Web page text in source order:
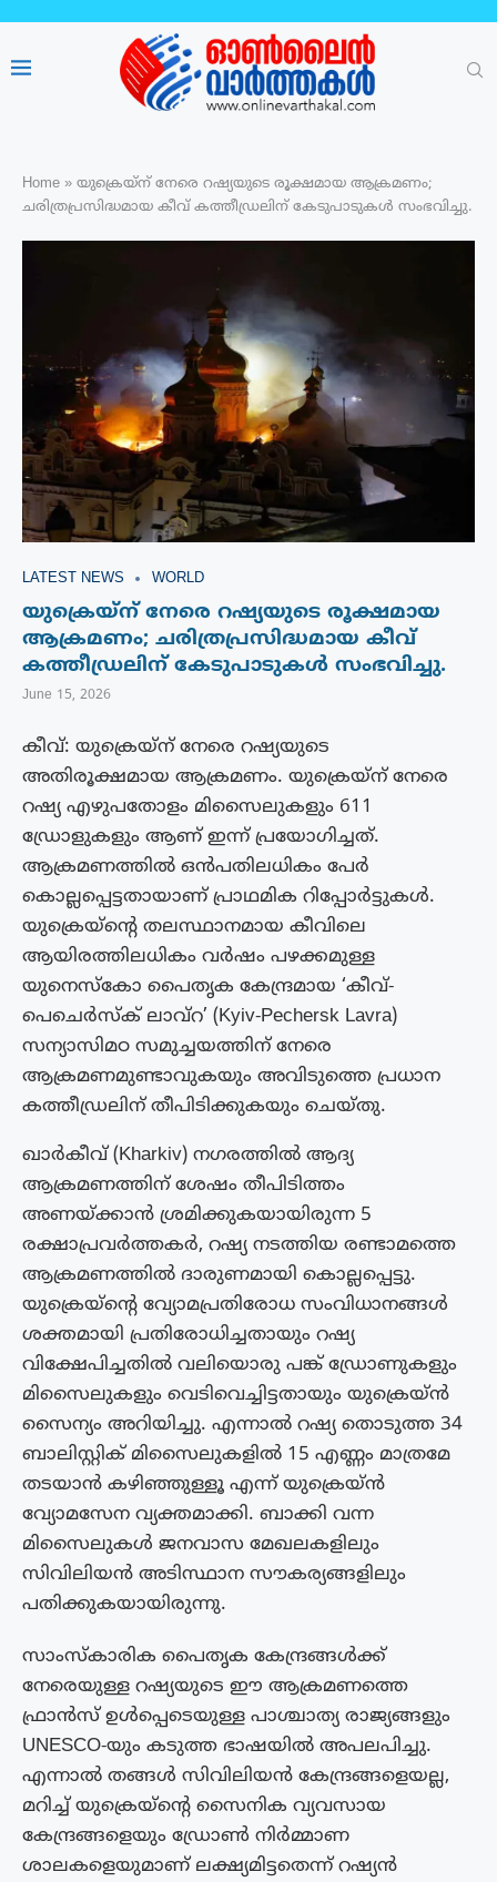
Home » യുക്രെയ്‌ന് നേരെ റഷ്യയുടെ രൂക്ഷമായ ആക്രമണം;
ചരിത്രപ്രസിദ്ധമായ കീവ് കത്തീഡ്രലിന് കേടുപാടുകൾ സംഭവിച്ചു.
LATEST NEWS WORLD
യുക്രെയ്‌ന് നേരെ റഷ്യയുടെ രൂക്ഷമായ
ആക്രമണം; ചരിത്രപ്രസിദ്ധമായ കീവ്
കത്തീഡ്രലിന് കേടുപാടുകൾ സംഭവിച്ചു.
June 15, 2026
കീവ്: യുക്രെയ്‌ന് നേരെ റഷ്യയുടെ
അതിരൂക്ഷമായ ആക്രമണം. യുക്രെയ്ന് നേരെ
റഷ്യ എഴുപതോളം മിസൈലുകളും 611
ഡ്രോളുകളും ആണ് ഇന്ന് പ്രയോഗിച്ചത്.
ആക്രമണത്തിൽ ഒൻപതിലധികം പേർ
കൊല്ലപ്പെട്ടതായാണ് പ്രാഥമിക റിപ്പോർട്ടുകൾ.
യുക്രെയ്ന്റെ തലസ്ഥാനമായ കീവിലെ
ആയിരത്തിലധികം വർഷം പഴക്കമുള്ള
യുനെസ്കോ പൈതൃക കേന്ദ്രമായ ‘കീവ്-
പെചെർസ്ക് ലാവ്‌റ’ (Kyiv-Pechersk Lavra)
സന്യാസിമഠ സമുച്ചയത്തിന് നേരെ
ആക്രമണമുണ്ടാവുകയും അവിടുത്തെ പ്രധാന
കത്തീഡ്രലിന് തീപിടിക്കുകയും ചെയ്തു.
ഖാർകീവ് (Kharkiv) നഗരത്തിൽ ആദ്യ
ആക്രമണത്തിന് ശേഷം തീപിടിത്തം
അണയ്ക്കാൻ ശ്രമിക്കുകയായിരുന്ന 5
രക്ഷാപ്രവർത്തകർ, റഷ്യ നടത്തിയ രണ്ടാമത്തെ
ആക്രമണത്തിൽ ദാരുണമായി കൊല്ലപ്പെട്ടു.
യുക്രെയ്ന്റെ വ്യോമപ്രതിരോധ സംവിധാനങ്ങൾ
ശക്തമായി പ്രതിരോധിച്ചതായും റഷ്യ
വിക്ഷേപിച്ചതിൽ വലിയൊരു പങ്ക് ഡ്രോണുകളും
മിസൈലുകളും വെടിവെച്ചിട്ടതായും യുക്രെയ്ൻ
സൈന്യം അറിയിച്ചു. എന്നാൽ റഷ്യ തൊടുത്ത 34
ബാലിസ്റ്റിക് മിസൈലുകളിൽ 15 എണ്ണം മാത്രമേ
തടയാൻ കഴിഞ്ഞുള്ളൂ എന്ന് യുക്രെയ്ൻ
വ്യോമസേന വ്യക്തമാക്കി. ബാക്കി വന്ന
മിസൈലുകൾ ജനവാസ മേഖലകളിലും
സിവിലിയൻ അടിസ്ഥാന സൗകര്യങ്ങളിലും
പതിക്കുകയായിരുന്നു.
സാംസ്കാരിക പൈതൃക കേന്ദ്രങ്ങൾക്ക്
നേരെയുള്ള റഷ്യയുടെ ഈ ആക്രമണത്തെ
ഫ്രാൻസ് ഉൾപ്പെടെയുള്ള പാശ്ചാത്യ രാജ്യങ്ങളും
UNESCO-യും കടുത്ത ഭാഷയിൽ അപലപിച്ചു.
എന്നാൽ തങ്ങൾ സിവിലിയൻ കേന്ദ്രങ്ങളെയല്ല,
മറിച്ച് യുക്രെയ്ന്റെ സൈനിക വ്യവസായ
കേന്ദ്രങ്ങളെയും ഡ്രോൺ നിർമ്മാണ
ശാലകളെയുമാണ് ലക്ഷ്യമിട്ടതെന്ന് റഷ്യൻ